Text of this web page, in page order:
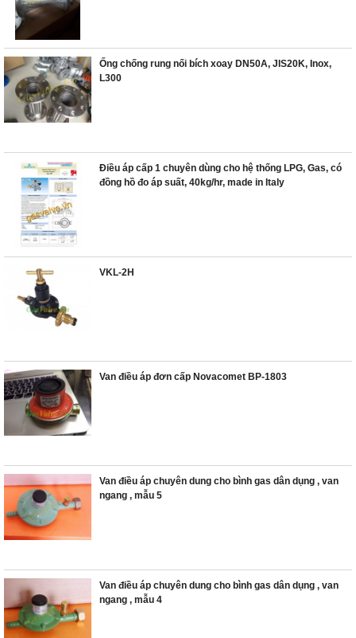
Ống chống rung nối bích xoay DN50A, JIS20K, Inox,
L300
Điều áp cấp 1 chuyên dùng cho hệ thống LPG, Gas, có
đồng hồ đo áp suất, 40kg/hr, made in Italy
VKL-2H
Van điều áp đơn cấp Novacomet BP-1803
Van điều áp chuyên dung cho bình gas dân dụng , van
ngang , mẫu 5
Van điều áp chuyên dung cho bình gas dân dụng , van
ngang , mẫu 4